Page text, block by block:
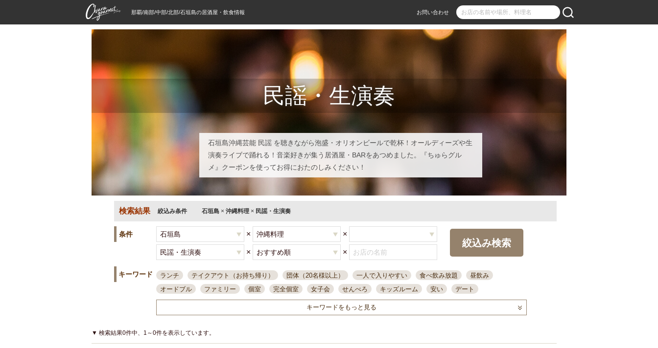
那覇/南部/中部/北部/石垣島の居酒屋・飲食情報 お問い合わせ
民謡・生演奏
石垣島沖縄芸能 民謡 を聴きながら泡盛・オリオンビールで乾杯！オールディーズや生
演奏ライブで踊れる！音楽好きが集う居酒屋・BARをあつめました。『ちゅらグル
メ』クーポンを使ってお得におたのしみください！
検索結果 絞込み条件 石垣島 × 沖縄料理 × 民謡・生演奏
条件 × ×
× ×
絞込み検索
キーワード ランチ テイクアウト（お持ち帰り） 団体（20名様以上） 一人で入りやすい 食べ飲み放題
昼飲み
オードブル
ファミリー 個室 完全個室 女子会 せんべろ キッズルーム 安い
デート
一人飲み 誕生日 大人数
接待・会食
ちょい飲み コスパ最高 肉料理 模合 インスタ映え 座敷席 記念日 泡盛
喫煙可
結婚式二次会
夜10時以降入店可
県産魚 焼鳥 忘年会コース レモンサワー 観光客に人気 大部屋30名
カウンター
キーワードをもっと見る
▼ 検索結果0件中、1～0件を表示しています。